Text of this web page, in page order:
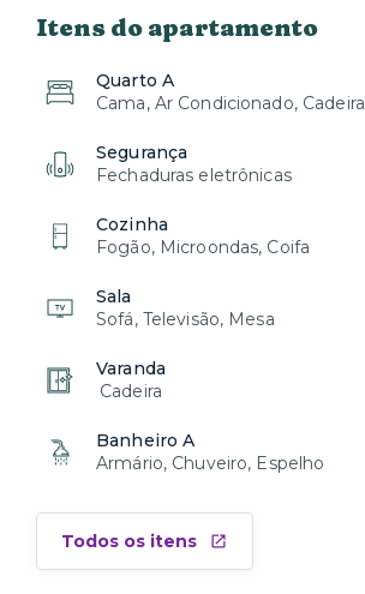
Itens do apartamento
Quarto A
Cama, Ar Condicionado, Cadeira
Segurança
Fechaduras eletrônicas
Cozinha
Fogão, Microondas, Coifa
Sala
Sofá, Televisão, Mesa
Varanda
Cadeira
Banheiro A
Armário, Chuveiro, Espelho
Todos os itens